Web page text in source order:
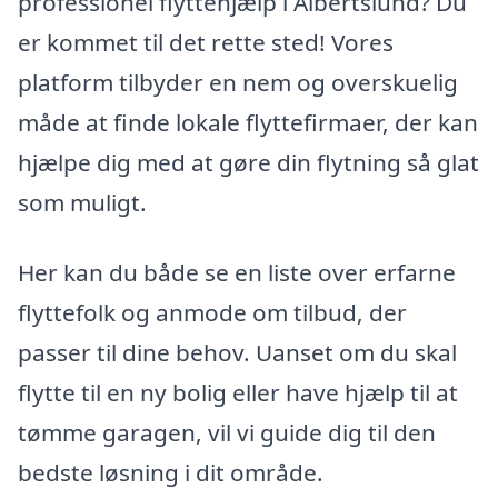
er kommet til det rette sted! Vores
platform tilbyder en nem og overskuelig
måde at finde lokale flyttefirmaer, der kan
hjælpe dig med at gøre din flytning så glat
som muligt.
Her kan du både se en liste over erfarne
flyttefolk og anmode om tilbud, der
passer til dine behov. Uanset om du skal
flytte til en ny bolig eller have hjælp til at
tømme garagen, vil vi guide dig til den
bedste løsning i dit område.